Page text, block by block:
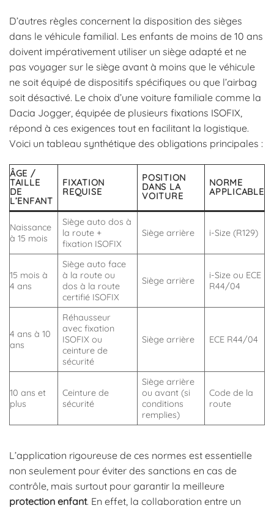
D’autres règles concernent la disposition des sièges
dans le véhicule familial. Les enfants de moins de 10 ans
doivent impérativement utiliser un siège adapté et ne
pas voyager sur le siège avant à moins que le véhicule
ne soit équipé de dispositifs spécifiques ou que l’airbag
soit désactivé. Le choix d’une voiture familiale comme la
Dacia Jogger, équipée de plusieurs fixations ISOFIX,
répond à ces exigences tout en facilitant la logistique.
Voici un tableau synthétique des obligations principales :
ÂGE /
TAILLE
DE
L’ENFANT
FIXATION
REQUISE
POSITION
DANS LA
VOITURE
NORME
APPLICABLE
Naissance
à 15 mois
Siège auto dos à
la route +
fixation ISOFIX
Siège arrière i-Size (R129)
15 mois à
4 ans
Siège auto face
à la route ou
dos à la route
certifié ISOFIX
Siège arrière
i-Size ou ECE
R44/04
4 ans à 10
ans
Réhausseur
avec fixation
ISOFIX ou
ceinture de
sécurité
Siège arrière ECE R44/04
10 ans et
plus
Ceinture de
sécurité
Siège arrière
ou avant (si
conditions
remplies)
Code de la
route
L’application rigoureuse de ces normes est essentielle
non seulement pour éviter des sanctions en cas de
contrôle, mais surtout pour garantir la meilleure
protection enfant. En effet, la collaboration entre un